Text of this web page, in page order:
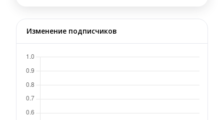
Изменение подписчиков